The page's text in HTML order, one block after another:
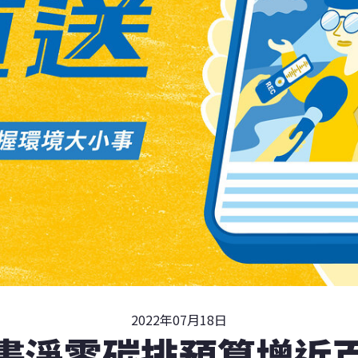
2022年07月18日